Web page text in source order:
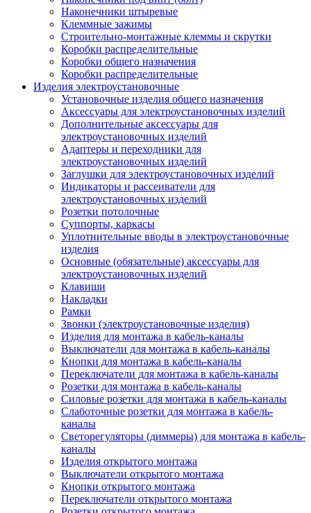
Наконечники штыревые
Клеммные зажимы
Строительно-монтажные клеммы и скрутки
Коробки распределительные
Коробки общего назначения
Коробки распределительные
Изделия электроустановочные
Установочные изделия общего назначения
Аксессуары для электроустановочных изделий
Дополнительные аксессуары для
электроустановочных изделий
Адаптеры и переходники для
электроустановочных изделий
Заглушки для электроустановочных изделий
Индикаторы и рассеиватели для
электроустановочных изделий
Розетки потолочные
Суппорты, каркасы
Уплотнительные вводы в электроустановочные
изделия
Основные (обязательные) аксессуары для
электроустановочных изделий
Клавиши
Накладки
Рамки
Звонки (электроустановочные изделия)
Изделия для монтажа в кабель-каналы
Выключатели для монтажа в кабель-каналы
Кнопки для монтажа в кабель-каналы
Переключатели для монтажа в кабель-каналы
Розетки для монтажа в кабель-каналы
Силовые розетки для монтажа в кабель-каналы
Слаботочные розетки для монтажа в кабель-
каналы
Светорегуляторы (диммеры) для монтажа в кабель-
каналы
Изделия открытого монтажа
Выключатели открытого монтажа
Кнопки открытого монтажа
Переключатели открытого монтажа